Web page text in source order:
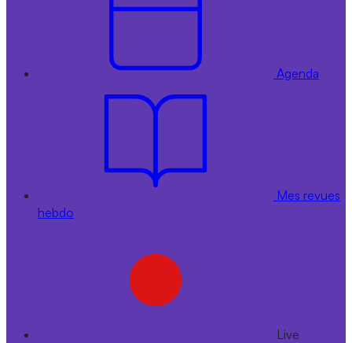
Agenda
Mes revues
hebdo
Live